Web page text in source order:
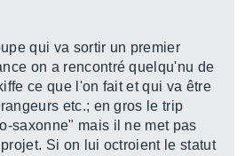
qui va sortir un premier
on a rencontré quelqu'nu de
ce que l'on fait et qui va être
etc.; en gros le trip
saxonne" mais il ne met pas
Si on lui octroient le statut